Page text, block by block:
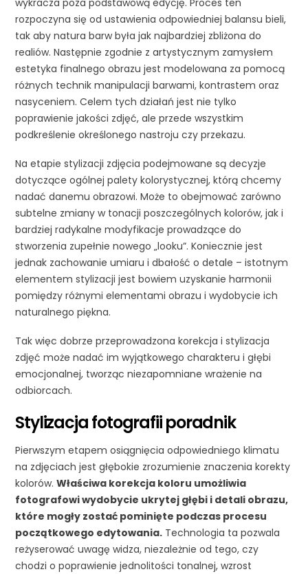
rozpoczyna się od ustawienia odpowiedniej balansu bieli,
tak aby natura barw była jak najbardziej zbliżona do
realiów. Następnie zgodnie z artystycznym zamysłem
estetyka finalnego obrazu jest modelowana za pomocą
różnych technik manipulacji barwami, kontrastem oraz
nasyceniem. Celem tych działań jest nie tylko
poprawienie jakości zdjęć, ale przede wszystkim
podkreślenie określonego nastroju czy przekazu.
Na etapie stylizacji zdjęcia podejmowane są decyzje
dotyczące ogólnej palety kolorystycznej, którą chcemy
nadać danemu obrazowi. Może to obejmować zarówno
subtelne zmiany w tonacji poszczególnych kolorów, jak i
bardziej radykalne modyfikacje prowadzące do
stworzenia zupełnie nowego „looku”. Koniecznie jest
jednak zachowanie umiaru i dbałość o detale – istotnym
elementem stylizacji jest bowiem uzyskanie harmonii
pomiędzy różnymi elementami obrazu i wydobycie ich
naturalnego piękna.
Tak więc dobrze przeprowadzona korekcja i stylizacja
zdjęć może nadać im wyjątkowego charakteru i głębi
emocjonalnej, tworząc niezapomniane wrażenie na
odbiorcach.
Stylizacja fotografii poradnik
Pierwszym etapem osiągnięcia odpowiedniego klimatu
na zdjęciach jest głębokie zrozumienie znaczenia korekty
kolorów.Właściwa korekcja koloru umożliwia
fotografowi wydobycie ukrytej głębi i detali obrazu,
które mogły zostać pominięte podczas procesu
początkowego edytowania. Technologia ta pozwala
reżyserować uwagę widza, niezależnie od tego, czy
chodzi o poprawienie jednolitości tonalnej, wzrost